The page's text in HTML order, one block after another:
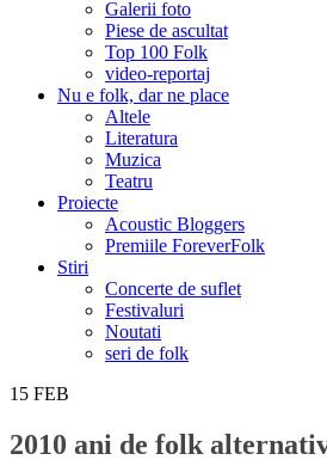
Galerii foto
Piese de ascultat
Top 100 Folk
video-reportaj
Nu e folk, dar ne place
Altele
Literatura
Muzica
Teatru
Proiecte
Acoustic Bloggers
Premiile ForeverFolk
Stiri
Concerte de suflet
Festivaluri
Noutati
seri de folk
15 FEB
2010 ani de folk